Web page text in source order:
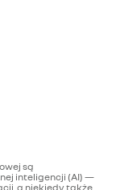
są
inteligencji (AI) —
a niekiedy także